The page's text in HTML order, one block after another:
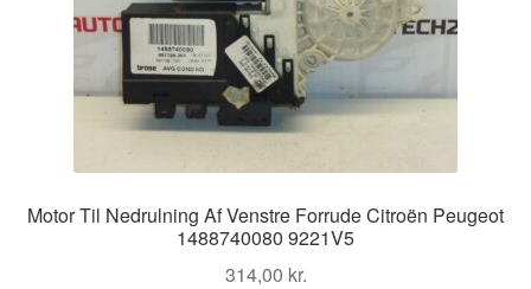
Motor Til Nedrulning Af Venstre Forrude Citroën Peugeot
1488740080 9221V5
314,00 kr.